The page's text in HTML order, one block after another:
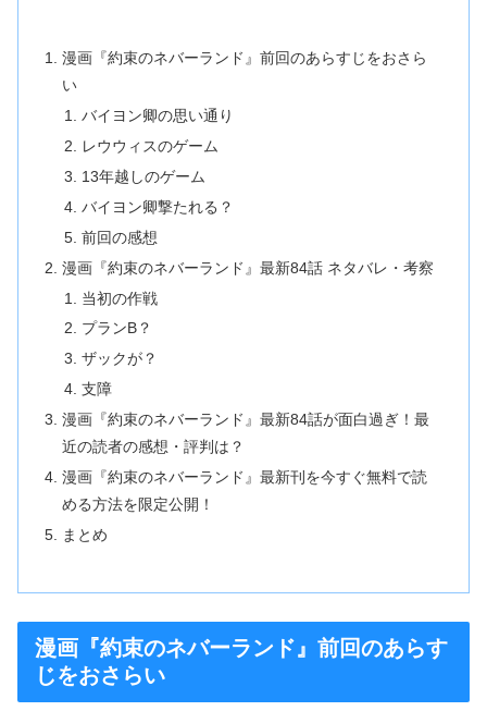
漫画『約束のネバーランド』前回のあらすじをおさら
い
バイヨン卿の思い通り
レウウィスのゲーム
13年越しのゲーム
バイヨン卿撃たれる？
前回の感想
漫画『約束のネバーランド』最新84話 ネタバレ・考察
当初の作戦
プランB？
ザックが？
支障
漫画『約束のネバーランド』最新84話が面白過ぎ！最
近の読者の感想・評判は？
漫画『約束のネバーランド』最新刊を今すぐ無料で読
める方法を限定公開！
まとめ
漫画『約束のネバーランド』前回のあらす
じをおさらい